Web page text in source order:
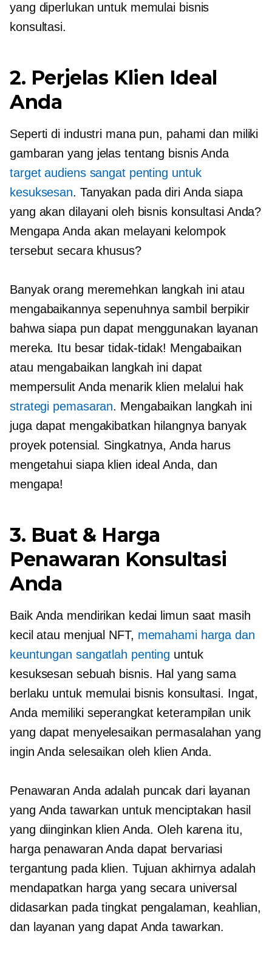
yang diperlukan untuk memulai bisnis
konsultasi.
2. Perjelas Klien Ideal
Anda
Seperti di industri mana pun, pahami dan miliki
gambaran yang jelas tentang bisnis Anda
target audiens sangat penting untuk
kesuksesan. Tanyakan pada diri Anda siapa
yang akan dilayani oleh bisnis konsultasi Anda?
Mengapa Anda akan melayani kelompok
tersebut secara khusus?
Banyak orang meremehkan langkah ini atau
mengabaikannya sepenuhnya sambil berpikir
bahwa siapa pun dapat menggunakan layanan
mereka. Itu besartidak-tidak! Mengabaikan
atau mengabaikan langkah ini dapat
mempersulit Anda menarik klien melalui hak
strategi pemasaran. Mengabaikan langkah ini
juga dapat mengakibatkan hilangnya banyak
proyek potensial. Singkatnya, Anda harus
mengetahui siapa klien ideal Anda, dan
mengapa!
3. Buat & Harga
Penawaran Konsultasi
Anda
Baik Anda mendirikan kedai limun saat masih
kecil atau menjual NFT, memahami harga dan
keuntungan sangatlah penting untuk
kesuksesan sebuah bisnis. Hal yang sama
berlaku untuk memulai bisnis konsultasi. Ingat,
Anda memiliki seperangkat keterampilan unik
yang dapat menyelesaikan permasalahan yang
ingin Anda selesaikan oleh klien Anda.
Penawaran Anda adalah puncak dari layanan
yang Anda tawarkan untuk menciptakan hasil
yang diinginkan klien Anda. Oleh karena itu,
harga penawaran Anda dapat bervariasi
tergantung pada klien. Tujuan akhirnya adalah
mendapatkan harga yang secara universal
didasarkan pada tingkat pengalaman, keahlian,
dan layanan yang dapat Anda tawarkan.